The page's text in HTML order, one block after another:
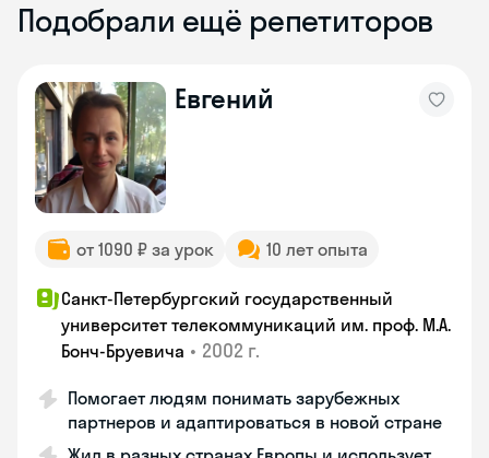
Подобрали ещё репетиторов
Евгений
от 1090 ₽ за урок 10 лет опыта
Санкт-Петербургский государственный
университет телекоммуникаций им. проф. М.А.
Бонч-Бруевича • 2002 г.
Помогает людям понимать зарубежных
партнеров и адаптироваться в новой стране